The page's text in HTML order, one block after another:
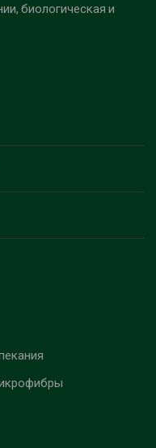
биологическая и